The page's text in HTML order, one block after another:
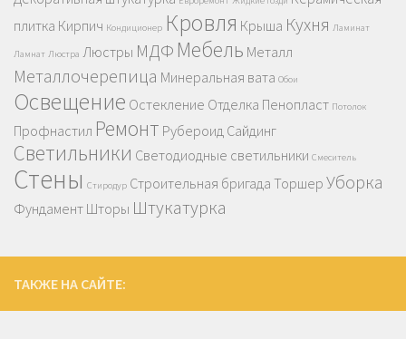
плитка Кирпич Кондиционер Кровля Крыша Кухня Ламинат
Ламнат Люстра Люстры МДФ Мебель Металл
Металлочерепица Минеральная вата Обои
Освещение Остекление Отделка Пенопласт Потолок
Профнастил Ремонт Рубероид Сайдинг
Светильники Светодиодные светильники Смеситель
Стены Стиродур Строительная бригада Торшер Уборка
Фундамент Шторы Штукатурка
ТАКЖЕ НА САЙТЕ: